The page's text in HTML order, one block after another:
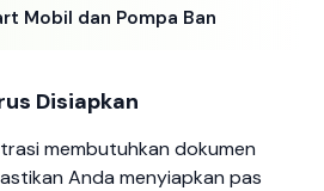
Mobil dan Pompa Ban
Disiapkan
membutuhkan dokumen
Anda menyiapkan pas